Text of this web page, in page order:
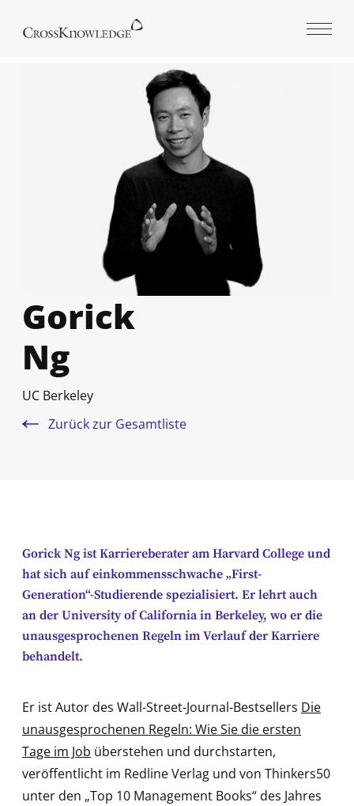
Gorick
Ng
UC Berkeley
Zurück zur Gesamtliste
Gorick Ng ist Karriereberater am Harvard College und
hat sich auf einkommensschwache „First-
Generation“-Studierende spezialisiert. Er lehrt auch
an der University of California in Berkeley, wo er die
unausgesprochenen Regeln im Verlauf der Karriere
behandelt.
Er ist Autor des Wall-Street-Journal-Bestsellers Die
unausgesprochenen Regeln: Wie Sie die ersten
Tage im Job überstehen und durchstarten,
veröffentlicht im Redline Verlag und von Thinkers50
unter den „Top 10 Management Books“ des Jahres